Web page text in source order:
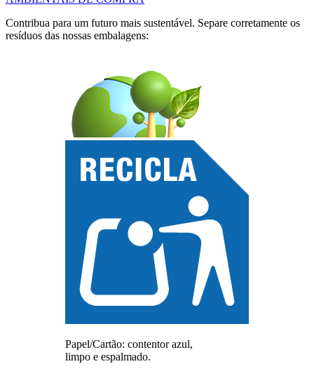
Contribua para um futuro mais sustentável. Separe corretamente os
resíduos das nossas embalagens:
Papel/Cartão: contentor azul,
limpo e espalmado.